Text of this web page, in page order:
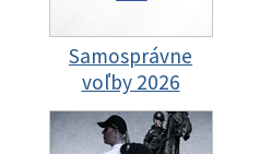
Samosprávne
voľby 2026